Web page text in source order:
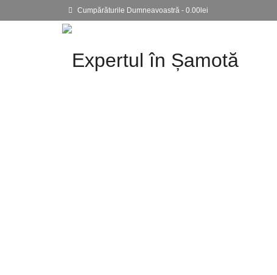
Cumpărăturile Dumneavoastră - 0.00 lei